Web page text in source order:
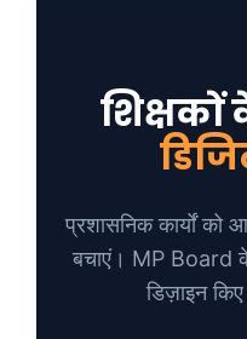
शिक्षकों
प्रशासनिक कार्यों को
बचाएं। MP Board
डिज़ाइन किए